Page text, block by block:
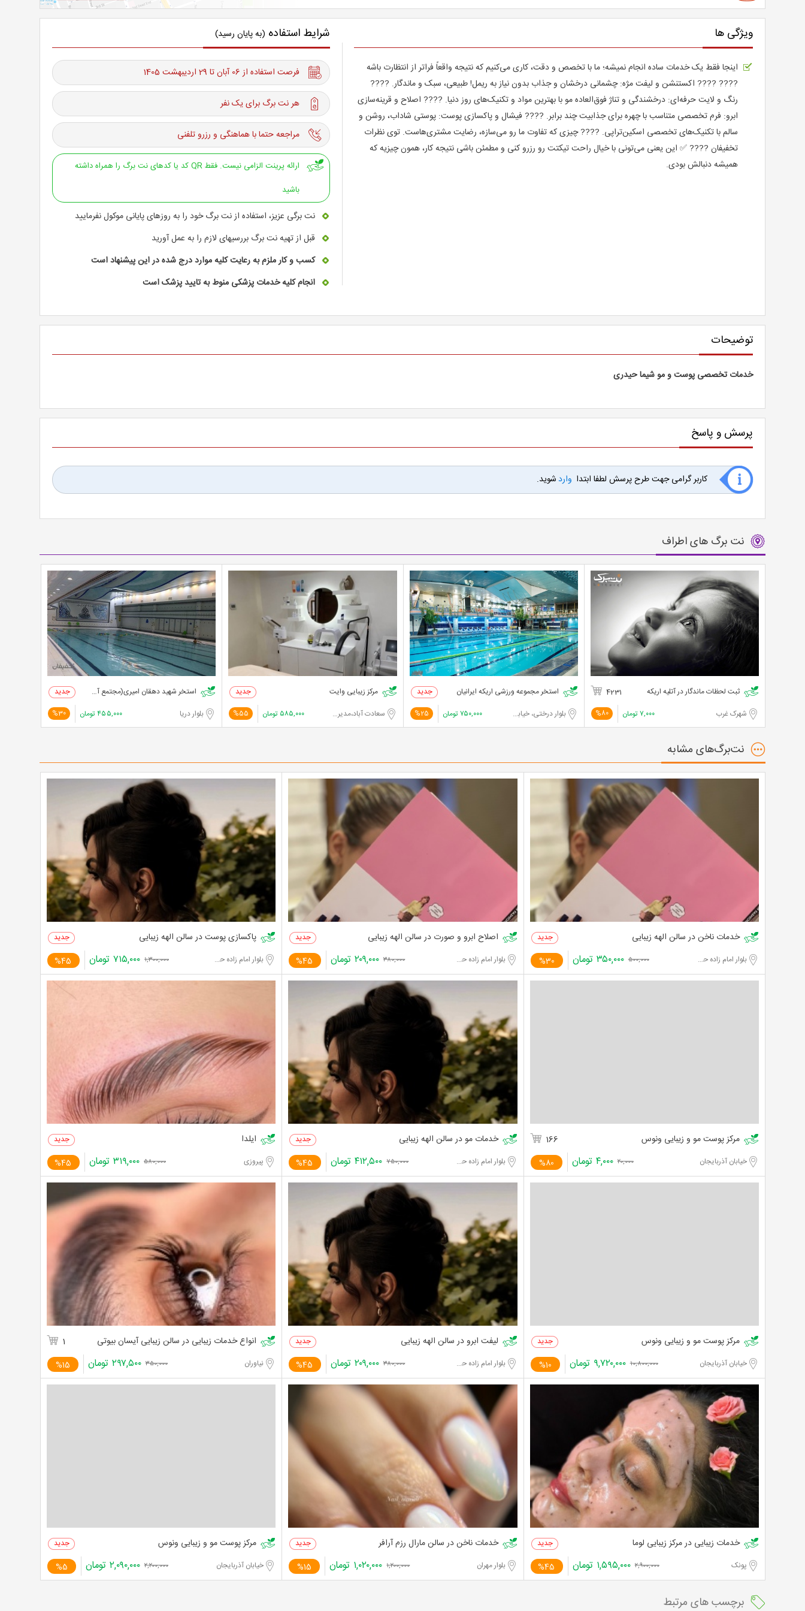
ویژگی ها
اینجا فقط یک خدمات ساده انجام نمیشه؛ ما با تخصص و دقت، کاری می‌کنیم که نتیجه واقعاً فراتر از انتظارت باشه
???? ???? اکستنشن و لیفت مژه: چشمانی درخشان و جذاب بدون نیاز به ریمل! طبیعی، سبک و ماندگار. ????
رنگ و لایت حرفه‌ای: درخشندگی و تناژ فوق‌العاده مو با بهترین مواد و تکنیک‌های روز دنیا. ???? اصلاح و قرینه‌سازی
ابرو: فرم تخصصی متناسب با چهره برای جذابیت چند برابر. ???? فیشال و پاکسازی پوست: پوستی شاداب، روشن و
سالم با تکنیک‌های تخصصی اسکین‌تراپی. ???? چیزی که تفاوت ما رو می‌سازه، رضایت مشتری‌هاست. توی نظرات
تخفیفان ???? ✅ این یعنی می‌تونی با خیال راحت تیکتت رو رزرو کنی و مطمئن باشی نتیجه کار، همون چیزیه که
همیشه دنبالش بودی.
شرایط استفاده (به پایان رسید)
فرصت استفاده از 06 آبان تا 29 اردیبهشت 1405
هر نت برگ برای یک نفر
مراجعه حتما با هماهنگی و رزرو تلفنی
ارائه پرینت الزامی نیست. فقط QR کد یا کدهای نت برگ را همراه داشته
باشید
نت برگی عزیز، استفاده از نت برگ خود را به روزهای پایانی موکول نفرمایید
قبل از تهیه نت برگ بررسیهای لازم را به عمل آورید
کسب و کار ملزم به رعایت کلیه موارد درج شده در این پیشنهاد است
انجام کلیه خدمات پزشکی منوط به تایید پزشک است
توضیحات
خدمات تخصصی پوست و مو شیما حیدری
پرسش و پاسخ
کاربر گرامی جهت طرح پرسش لطفا ابتدا واردشوید.
نت برگ های اطراف
ثبت لحظات ماندگار در آتلیه اریکه
4231
شهرک غرب
%80 ۷,۰۰۰تومان
استخر مجموعه ورزشی اریکه ایرانیان
بلوار درختی، خیابان فرحزادی
%25 ۷۵۰,۰۰۰تومان
مرکز زیبایی وایت
سعادت آباد،مدیریت
%55 ۵۸۵,۰۰۰ تومان
استخر شهید دهقان امیری(مجتمع آموزشی امام صادق)
بلوار دریا
%30 ۴۵۵,۰۰۰ تومان
نت‌برگ‌های مشابه
خدمات ناخن در سالن الهه زیبایی
بلوار امام زاده حسن %30 ۵۰۰,۰۰۰ ۳۵۰,۰۰۰ تومان
اصلاح ابرو و صورت در سالن الهه زیبایی
بلوار امام زاده حسن %45 ۳۸۰,۰۰۰ ۲۰۹,۰۰۰ تومان
پاکسازی پوست در سالن الهه زیبایی
بلوار امام زاده حسن %45 ۱,۳۰۰,۰۰۰ ۷۱۵,۰۰۰ تومان
مرکز پوست مو و زیبایی ونوس 166
خیابان آذربایجان %80 ۲۰,۰۰۰ ۴,۰۰۰ تومان
خدمات مو در سالن الهه زیبایی
بلوار امام زاده حسن %45 ۷۵۰,۰۰۰ ۴۱۲,۵۰۰ تومان
ایلدا
پیروزی %45 ۵۸۰,۰۰۰ ۳۱۹,۰۰۰ تومان
مرکز پوست مو و زیبایی ونوس
خیابان آذربایجان %10 ۱۰,۸۰۰,۰۰۰ ۹,۷۲۰,۰۰۰ تومان
لیفت ابرو در سالن الهه زیبایی
بلوار امام زاده حسن %45 ۳۸۰,۰۰۰ ۲۰۹,۰۰۰ تومان
انواع خدمات زیبایی در سالن زیبایی آیسان بیوتی 1
نیاوران %15 ۳۵۰,۰۰۰ ۲۹۷,۵۰۰ تومان
خدمات زیبایی در مرکز زیبایی لوما
پونک %45 ۲,۹۰۰,۰۰۰ ۱,۵۹۵,۰۰۰ تومان
خدمات ناخن در سالن مارال رزم آرافر
بلوار مهران %15 ۱,۲۰۰,۰۰۰ ۱,۰۲۰,۰۰۰ تومان
مرکز پوست مو و زیبایی ونوس
خیابان آذربایجان %5 ۲,۲۰۰,۰۰۰ ۲,۰۹۰,۰۰۰ تومان
برچسب های مرتبط